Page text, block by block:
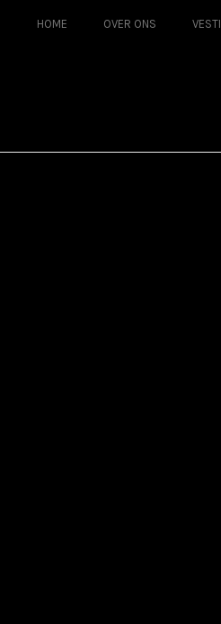
HOME OVER ONS